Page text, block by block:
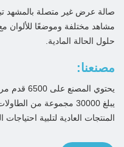
مشاهد مختلفة وموضعًا للألوان
حلول الحالة المادية.
مصنعنا:
يحتوي
يبلغ 30000 مجموعة من
المنتجات العادية لتلبية